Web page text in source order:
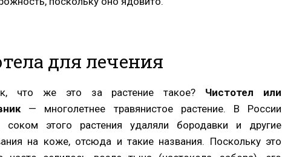
для лечения
что же это за растение такое? Чистотел или
— многолетнее травянистое растение. В России
соком этого растения удаляли бородавки и другие
на коже, отсюда и такие названия. Поскольку это